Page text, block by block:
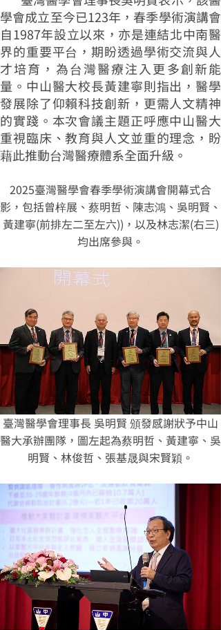
學會成立至今已123年，春季學術演講會
自1987年設立以來，亦是連結北中南醫
界的重要平台，期盼透過學術交流與人
才培育，為台灣醫療注入更多創新能
量。中山醫大校長黃建寧則指出，醫學
發展除了仰賴科技創新，更需人文精神
的實踐。本次會議主題正呼應中山醫大
重視臨床、教育與人文並重的理念，盼
藉此推動台灣醫療體系全面升級。
2025臺灣醫學會春季學術演講會開幕式合
影，包括曾梓展、蔡明哲、陳志鴻、吳明賢、
黃建寧(前排左二至左六))，以及林志潔(右三)
均出席參與。
臺灣醫學會理事長 吳明賢 頒發感謝狀予中山
醫大承辦團隊，圖左起為蔡明哲、黃建寧、吳
明賢、林俊哲、張基晟與宋賢穎。